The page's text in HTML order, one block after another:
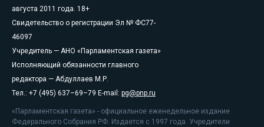
августа 2011 года. 18+
Свидетельство о регистрации Эл № ФС77-
46097
Учредитель — АНО «Парламентская газета»
Исполняющий обязанности главного
редактора — Абдуллаев М.Р.
Тел.: +7 (495) 637–69–79 E-mail: pg@pnp.ru
«Парламентская газета» - официальное еженедельное издание
Федерального Собрания РФ. Издается с 1997 года. Учредители